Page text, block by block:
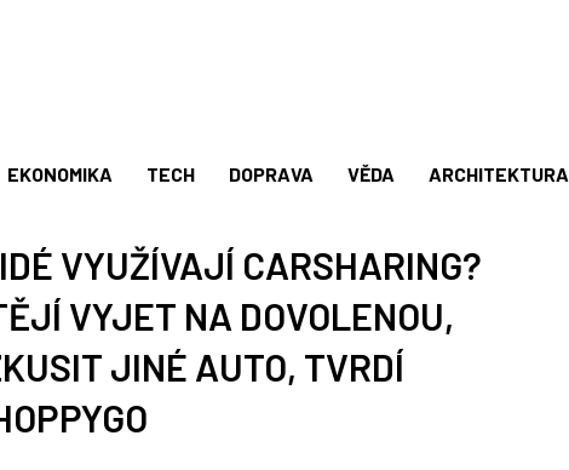
EKONOMIKA TECH DOPRAVA VĚDA ARCHITEKTURA
VYUŽÍVAJÍ CARSHARING?
VYJET NA DOVOLENOU,
JINÉ AUTO, TVRDÍ